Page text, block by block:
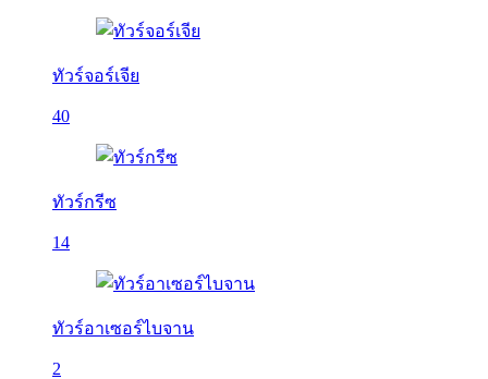
ทัวร์จอร์เจีย
40
ทัวร์กรีซ
14
ทัวร์อาเซอร์ไบจาน
2